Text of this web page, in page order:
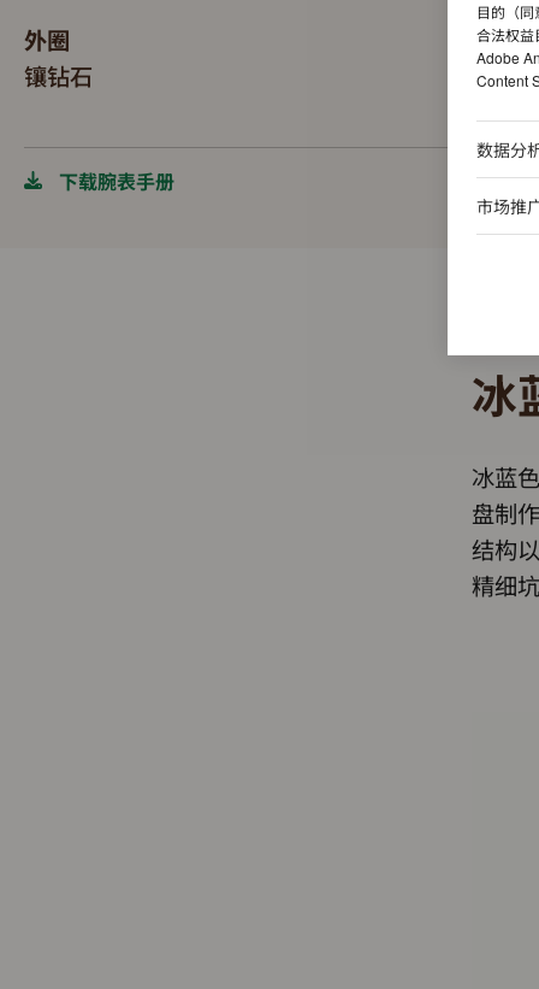
外圈
镶钻石
下载腕表手册
冰
冰蓝
盘制
结构
精细
目的（同
合法权益
Adobe
Content
数据分
市场推